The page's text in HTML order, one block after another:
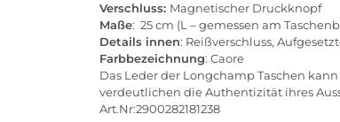
Verschluss: Magnetischer Druckknopf
Maße: 25 cm (L – gemessen am
Details innen: Reißverschluss,
Farbbezeichnung: Caore
Das Leder der Longchamp Taschen
verdeutlichen die Authentizität ihres
Art.Nr:2900282181238